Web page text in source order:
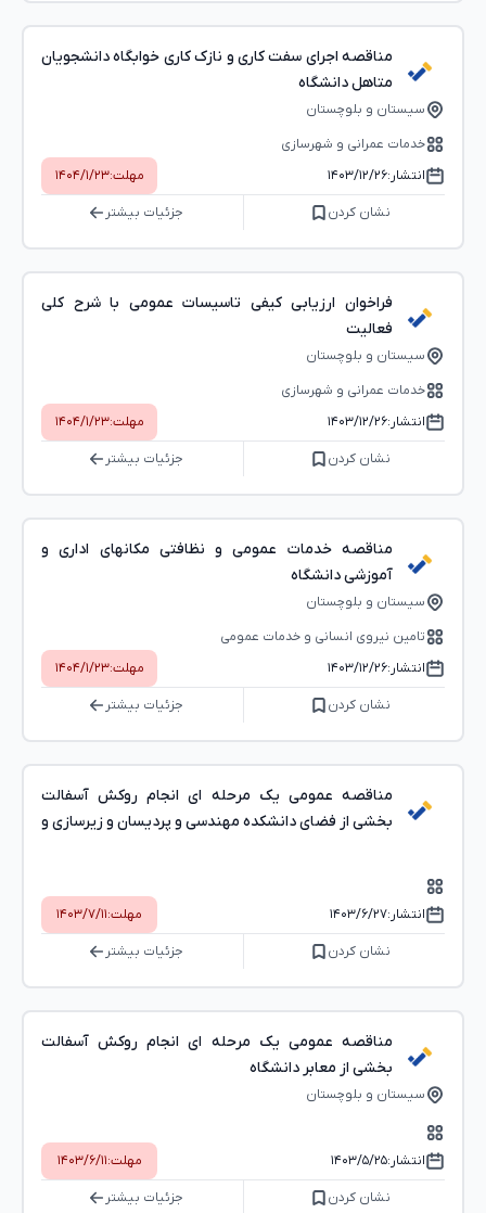
مناقصه اجرای سفت کاری و نازک کاری خوابگاه دانشجویان
متاهل دانشگاه
سیستان و بلوچستان
خدمات عمرانی و شهرسازی
انتشار:۱۴۰۳/۱۲/۲۶ مهلت:۱۴۰۴/۱/۲۳
نشان کردن جزئیات بیشتر
فراخوان ارزیابی کیفی تاسیسات عمومی با شرح کلی
فعالیت
سیستان و بلوچستان
خدمات عمرانی و شهرسازی
انتشار:۱۴۰۳/۱۲/۲۶ مهلت:۱۴۰۴/۱/۲۳
نشان کردن جزئیات بیشتر
مناقصه خدمات عمومی و نظافتی مکانهای اداری و
آموزشی دانشگاه
سیستان و بلوچستان
تامین نیروی انسانی و خدمات عمومی
انتشار:۱۴۰۳/۱۲/۲۶ مهلت:۱۴۰۴/۱/۲۳
نشان کردن جزئیات بیشتر
مناقصه عمومی یک مرحله ای انجام روکش آسفالت
بخشی از فضای دانشکده مهندسی و پردیسان و زیرسازی و
انتشار:۱۴۰۳/۶/۲۷ مهلت:۱۴۰۳/۷/۱۱
نشان کردن جزئیات بیشتر
مناقصه عمومی یک مرحله ای انجام روکش آسفالت
بخشی از معابر دانشگاه
سیستان و بلوچستان
انتشار:۱۴۰۳/۵/۲۵ مهلت:۱۴۰۳/۶/۱۱
نشان کردن جزئیات بیشتر